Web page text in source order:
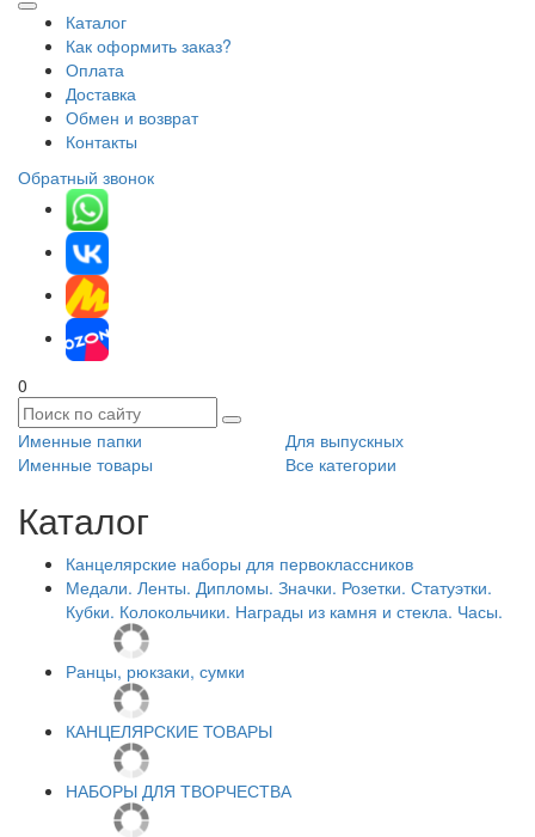
Каталог
Как оформить заказ?
Оплата
Доставка
Обмен и возврат
Контакты
Обратный звонок
0
Именные папки
Для выпускных
Именные товары
Все категории
Каталог
Канцелярские наборы для первоклассников
Медали. Ленты. Дипломы. Значки. Розетки. Статуэтки.
Кубки. Колокольчики. Награды из камня и стекла. Часы.
Ранцы, рюкзаки, сумки
КАНЦЕЛЯРСКИЕ ТОВАРЫ
НАБОРЫ ДЛЯ ТВОРЧЕСТВА